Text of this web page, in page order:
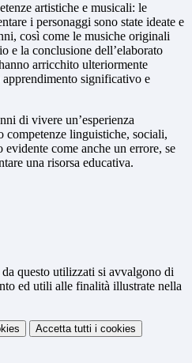
artistiche e musicali: le
i personaggi sono state ideate e
così come le musiche originali
e la conclusione dell’elaborato
arricchito ulteriormente
apprendimento significativo e
di vivere un’esperienza
linguistiche, sociali,
evidente come anche un errore, se
una risorsa educativa.
questo utilizzati si avvalgono di
ed utili alle finalità illustrate nella
Accetta tutti i cookies